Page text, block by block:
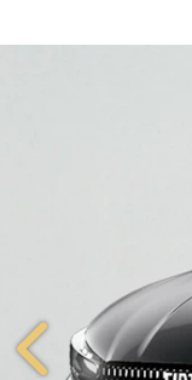
Anterior